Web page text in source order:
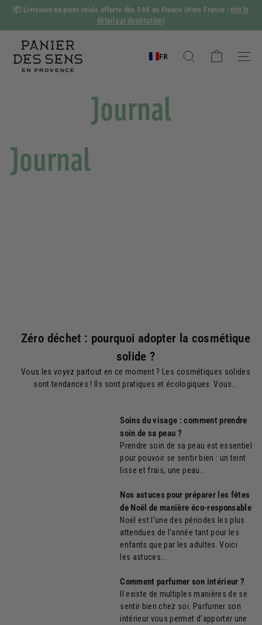
Passer
contenu
Diaporama
Pause
📦 Livraison en point relais offerte dès 39€ en France (Hors France :voir le
détail par destination )
a
s
FR
Rechercher
Journal
Journal
Zéro déchet : pourquoi adopter la cosmétique
solide ?
Vous les voyez partout en ce moment ? Les cosmétiques solides
sont tendances ! Ils sont pratiques et écologiques. Vous...
Soins du visage : comment prendre
soin de sa peau ?
Prendre soin de sa peau est essentiel
pour pouvoir se sentir bien : un teint
lisse et frais, une peau...
Nos astuces pour préparer les fêtes
de Noël de manière éco-responsable
Noël est l’une des périodes les plus
attendues de l’année tant pour les
enfants que par les adultes. Voici
les astuces...
Comment parfumer son intérieur ?
Il existe de multiples manières de se
sentir bien chez soi. Parfumer son
intérieur vous permet d’apporter une